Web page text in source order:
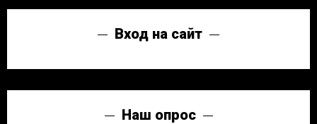
Вход на сайт
Наш опрос